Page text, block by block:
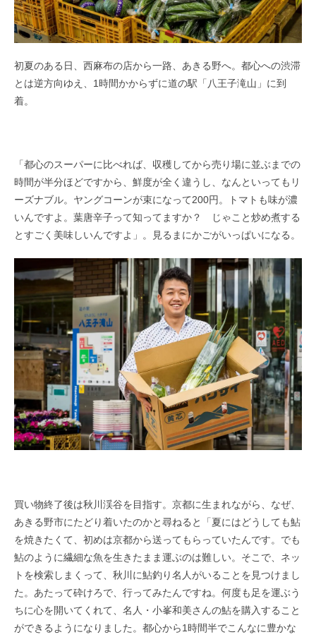
初夏のある日、西麻布の店から一路、あきる野へ。都心への渋滞
とは逆方向ゆえ、 1時間かからずに道の駅「八王子滝山」に到
着。
「都心のスーパーに比べれば、収穫してから売り場に並ぶまでの
時間が半分ほどですから、鮮度が全く違うし、なんといってもリ
ーズナブル。ヤングコーンが束になって200円。トマトも味が濃
いんですよ。葉唐辛子って知ってますか？ じゃこと炒め煮する
とすごく美味しいんですよ」。見るまにかごがいっぱいになる。
買い物終了後は秋川渓谷を目指す。京都に生まれながら、なぜ、
あきる野市にたどり着いたのかと尋ねると「夏にはどうしても鮎
を焼きたくて、初めは京都から送ってもらっていたんです。でも
鮎のように繊細な魚を生きたまま運ぶのは難しい。そこで、ネッ
トを検索しまくって、秋川に鮎釣り名人がいることを見つけまし
た。あたって砕けろで、行ってみたんですね。何度も足を運ぶう
ちに心を開いてくれて、名人・小峯和美さんの鮎を購入すること
ができるようになりました。都心から1時間半でこんなに豊かな